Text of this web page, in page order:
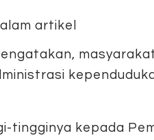
tingginya kepada